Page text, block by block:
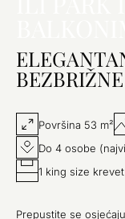
Površina 53 m²
Do 4 osobe
1 king size
Prepustite se